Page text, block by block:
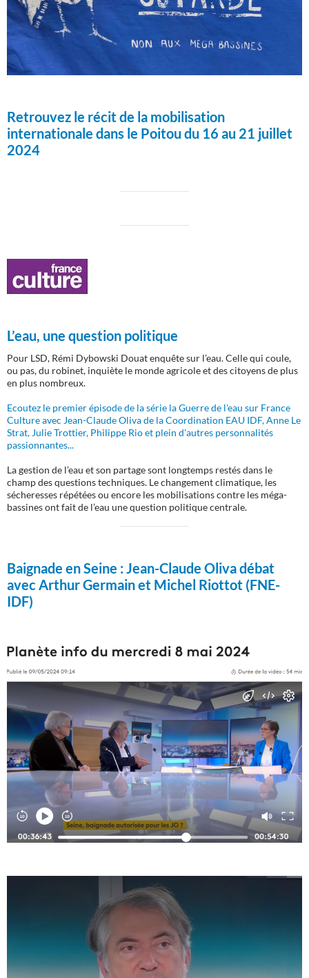
Retrouvez le récit de la mobilisation
internationale dans le Poitou du 16 au 21 juillet
2024
L’eau, une question politique
Pour LSD, Rémi Dybowski Douat enquête sur l’eau. Celle qui coule,
ou pas, du robinet, inquiète le monde agricole et des citoyens de plus
en plus nombreux.
Ecoutez le premier épisode de la série la Guerre de l'eau sur France
Culture avec Jean-Claude Oliva de la Coordination EAU IDF, Anne Le
Strat, Julie Trottier, Philippe Rio et plein d'autres personnalités
passionnantes...
La gestion de l’eau et son partage sont longtemps restés dans le
champ des questions techniques. Le changement climatique, les
sécheresses répétées ou encore les mobilisations contre les méga-
bassines ont fait de l’eau une question politique centrale.
Baignade en Seine :Jean-Claude Oliva débat
avec Arthur Germain et Michel Riottot (FNE-
IDF)